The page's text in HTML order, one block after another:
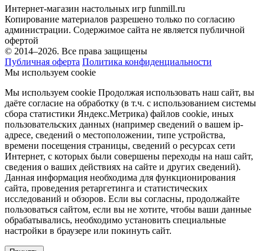
Интернет-магазин настольных игр funmill.ru
Копирование материалов разрешено только по согласию
администрации. Содержимое сайта не является публичной
офертой
© 2014–2026. Все права защищены
Публичная оферта Политика конфиденциальности
Мы используем cookie
Мы используем cookie Продолжая использовать наш cайт, вы
даёте согласие на обработку (в т.ч. с использованием системы
сбора статистики Яндекс.Метрика) файлов cookie, иных
пользовательских данных (например сведений о вашем ip-
адресе, сведений о местоположении, типе устройства,
времени посещения страницы, сведений о ресурсах сети
Интернет, с которых были совершены переходы на наш сайт,
сведения о ваших действиях на сайте и других сведений).
Данная информация необходима для функционирования
сайта, проведения ретаргетинга и статистических
исследований и обзоров. Если вы согласны, продолжайте
пользоваться сайтом, если вы не хотите, чтобы ваши данные
обрабатывались, необходимо установить специальные
настройки в браузере или покинуть сайт.